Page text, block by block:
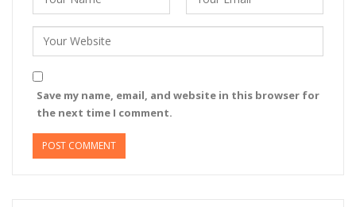
Save my name, email, and website in this browser for
the next time I comment.